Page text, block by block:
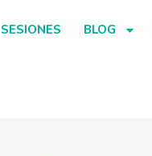
SESIONES BLOG